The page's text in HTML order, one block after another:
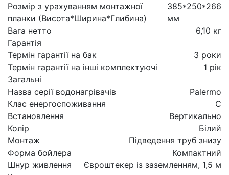
Розмір з урахуванням монтажної
планки (Висота*Ширина*Глибина)
385*250*266
мм
Вага нетто
6,10 кг
Гарантія
Термін гарантії на бак
3 роки
Термін гарантії на інші комплектуючі
1 рік
Загальні
Назва серії водонагрівачів
Palermo
Клас енергоспоживання
C
Встановлення
Вертикально
Колір
Білий
Монтаж
Підведення труб знизу
Форма бойлера
Компактний
Шнур живлення
Євроштекер із заземленням, 1,5 м